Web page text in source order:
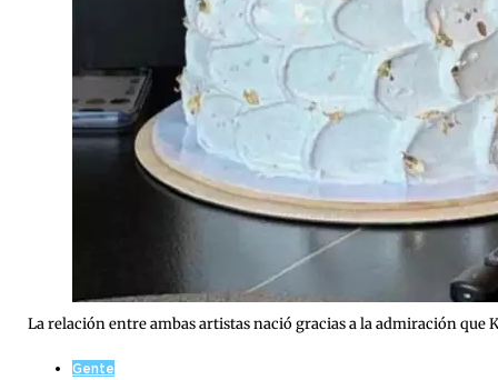
La relación entre ambas artistas nació gracias a la admiración
Gente